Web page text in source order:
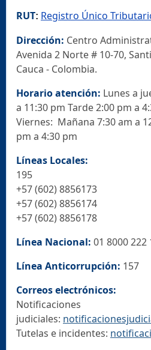
RUT: Registro Único
Dirección: Centro
Avenida 2 Norte # 10-70,
Cauca - Colombia.
Horario atención: Lunes a
a 11:30 pm Tarde 2:00 pm a
Viernes: Mañana 7:30 am a
pm a 4:30 pm
Líneas Locales:
195
+57 (602) 8856173
+57 (602) 8856174
+57 (602) 8856178
Línea Nacional: 01 8000 222
Línea Anticorrupción: 157
Correos electrónicos:
Notificaciones
judiciales:
Tutelas e incidentes: